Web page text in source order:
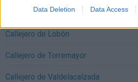
Data Deletion Data Access
Callejero de Puebla de la Calzada
Callejero de Lobón
Callejero de Torremayor
Callejero de Valdelacalzada